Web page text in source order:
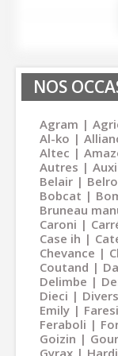
NOS
Agram
Al-ko
Altec
Autres
Belair
Bobcat
Bruneau
Caroni
Case ih
Chevance
Coutand
Delimbe
Dieci
Divers
Emily
Feraboli
Goizin
Gyrax
Hardi